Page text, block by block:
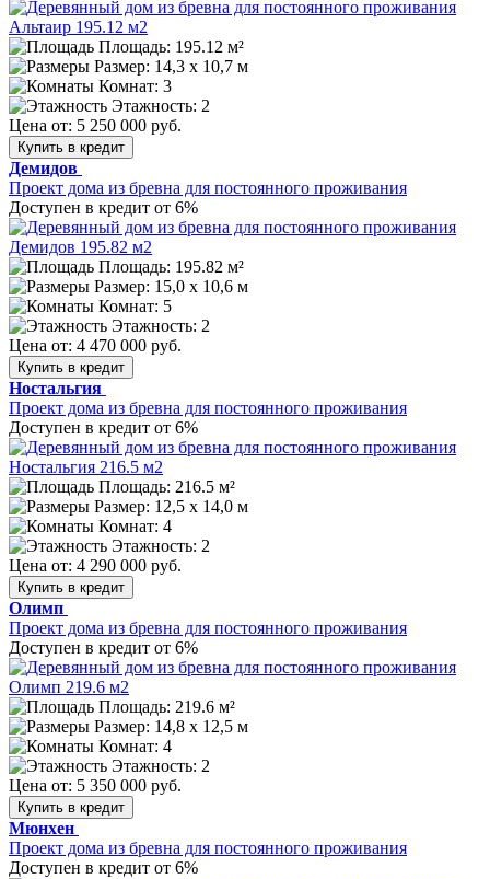
Площадь: 195.12 м²
Размер: 14,3 х 10,7 м
Комнат: 3
Этажность: 2
Цена от: 5 250 000 руб.
Купить в кредит
Демидов
Проект дома из бревна для постоянного проживания
Доступен в кредит от 6%
Площадь: 195.82 м²
Размер: 15,0 х 10,6 м
Комнат: 5
Этажность: 2
Цена от: 4 470 000 руб.
Купить в кредит
Ностальгия
Проект дома из бревна для постоянного проживания
Доступен в кредит от 6%
Площадь: 216.5 м²
Размер: 12,5 х 14,0 м
Комнат: 4
Этажность: 2
Цена от: 4 290 000 руб.
Купить в кредит
Олимп
Проект дома из бревна для постоянного проживания
Доступен в кредит от 6%
Площадь: 219.6 м²
Размер: 14,8 х 12,5 м
Комнат: 4
Этажность: 2
Цена от: 5 350 000 руб.
Купить в кредит
Мюнхен
Проект дома из бревна для постоянного проживания
Доступен в кредит от 6%